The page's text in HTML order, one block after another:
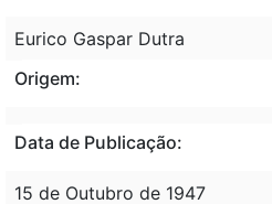
Eurico Gaspar Dutra
Origem:
Data de Publicação:
15 de Outubro de 1947